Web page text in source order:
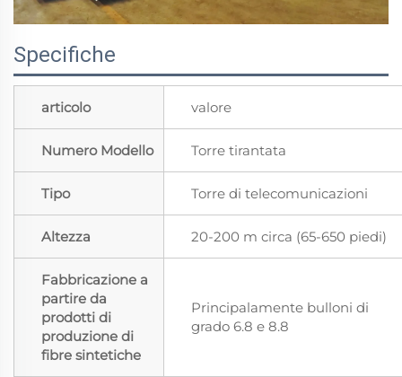
Specifiche
articolo valore
Numero Modello Torre tirantata
Tipo Torre di telecomunicazioni
Altezza 20-200 m circa (65-650 piedi)
Fabbricazione a
partire da
prodotti di
produzione di
fibre sintetiche
Principalamente bulloni di
grado 6.8 e 8.8